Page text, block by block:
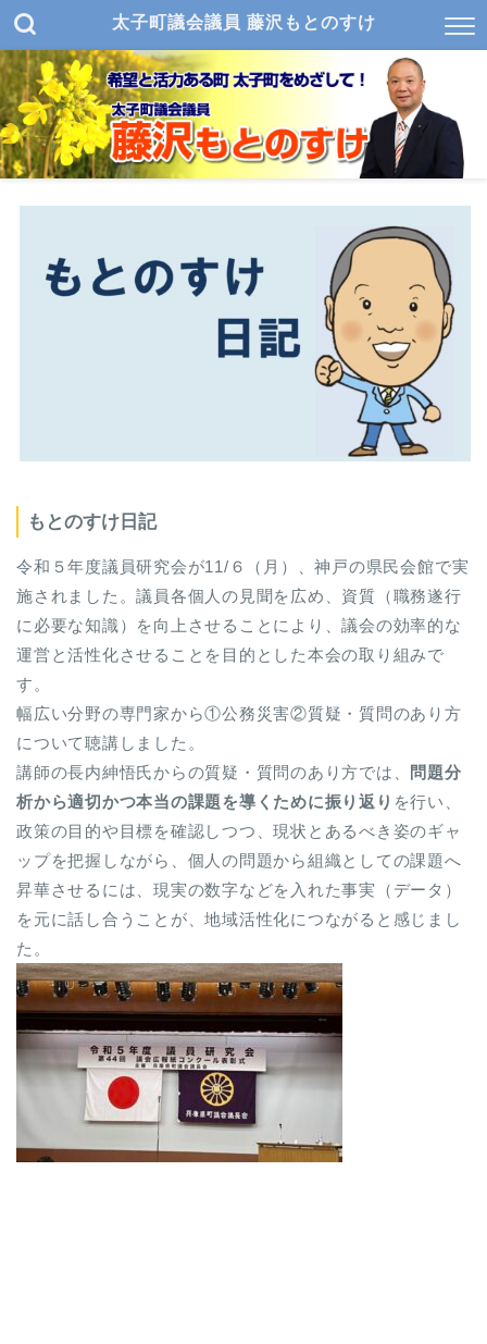
太子町議会議員 藤沢もとのすけ
もとのすけ日記
令和５年度議員研究会が11/６（月）、神戸の県民会館で実
施されました。議員各個人の見聞を広め、資質（職務遂行
に必要な知識）を向上させることにより、議会の効率的な
運営と活性化させることを目的とした本会の取り組みで
す。
幅広い分野の専門家から①公務災害②質疑・質問のあり方
について聴講しました。
講師の長内紳悟氏からの質疑・質問のあり方では、 問題分
析から適切かつ本当の課題を導くために振り返り を行い、
政策の目的や目標を確認しつつ、現状とあるべき姿のギャ
ップを把握しながら、個人の問題から組織としての課題へ
昇華させるには、現実の数字などを入れた事実（データ）
を元に話し合うことが、地域活性化につながると感じまし
た。